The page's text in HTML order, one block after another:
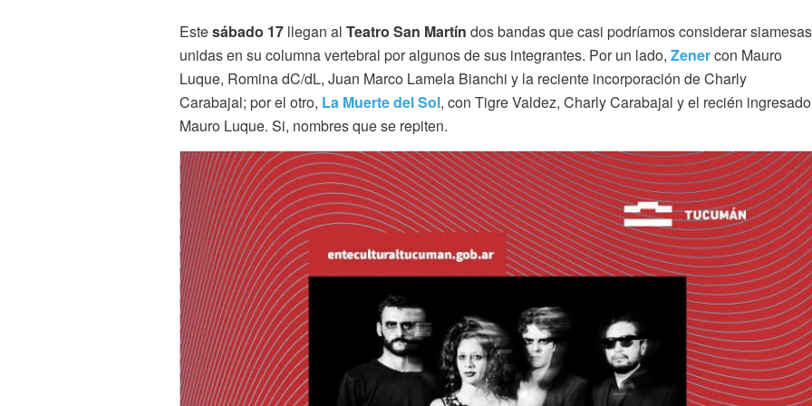
Estesábado 17 llegan al Teatro San Martín dos bandas que casi podríamos considerar
unidas en su columna vertebral por algunos de sus integrantes. Por un lado, Zenercon Mauro
Luque, Romina dC/dL, Juan Marco Lamela Bianchi y la reciente incorporación de Charly
Carabajal; por el otro, La Muerte del Sol, con Tigre Valdez, Charly Carabajal y el recién ingresado
Mauro Luque. Si, nombres que se repiten.